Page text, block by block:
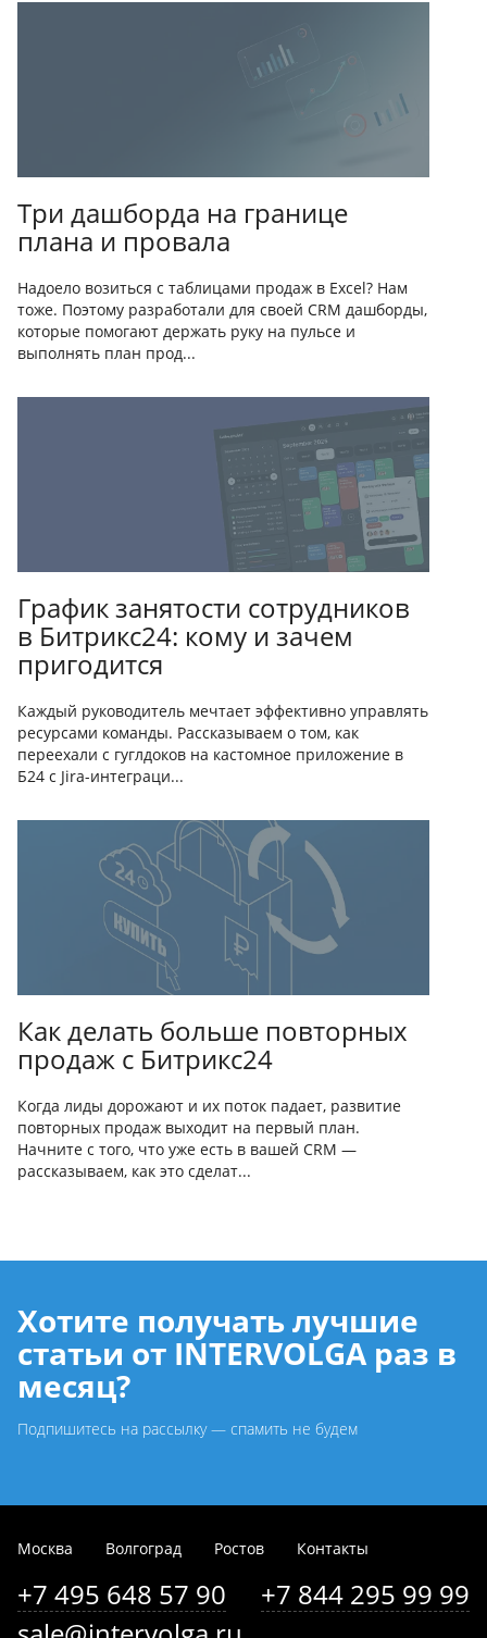
Три дашборда на границе
плана и провала
Надоело возиться с таблицами продаж в Excel? Нам
тоже. Поэтому разработали для своей CRM дашборды,
которые помогают держать руку на пульсе и
выполнять план прод...
График занятости сотрудников
в Битрикс24: кому и зачем
пригодится
Каждый руководитель мечтает эффективно управлять
ресурсами команды. Рассказываем о том, как
переехали с гуглдоков на кастомное приложение в
Б24 с Jira-интеграци...
Как делать больше повторных
продаж с Битрикс24
Когда лиды дорожают и их поток падает, развитие
повторных продаж выходит на первый план.
Начните с того, что уже есть в вашей CRM —
рассказываем, как это сделат...
Хотите получать лучшие
статьи от INTERVOLGA раз в
месяц?
Подпишитесь на рассылку — спамить не будем
Москва Волгоград Ростов Контакты
+7 495 648 57 90
+7 844 295 99 99